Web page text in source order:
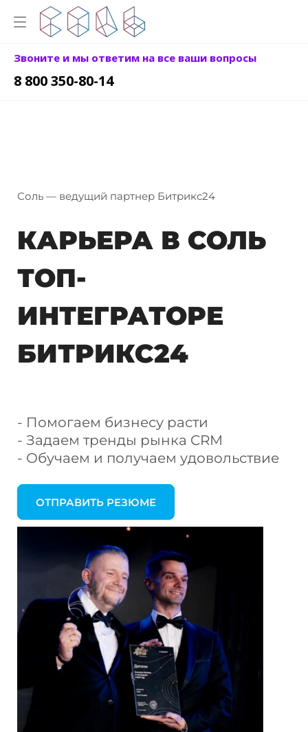
Звоните и мы ответим на все ваши вопросы
8 800 350-80-14
Соль — ведущий партнер Битрикс24
КАРЬЕРА В СОЛЬ
ТОП-
ИНТЕГРАТОРЕ
БИТРИКС24
- Помогаем бизнесу расти
- Задаем тренды рынка CRM
- Обучаем и получаем удовольствие
ОТПРАВИТЬ РЕЗЮМЕ